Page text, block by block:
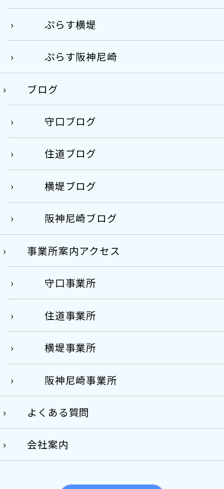
ぷらす横堤
ぷらす阪神尼崎
ブログ
守口ブログ
住道ブログ
横堤ブログ
阪神尼崎ブログ
事業所案内アクセス
守口事業所
住道事業所
横堤事業所
阪神尼崎事業所
よくある質問
会社案内